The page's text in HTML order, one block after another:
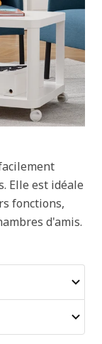
Elle est idéale
fonctions,
d'amis.